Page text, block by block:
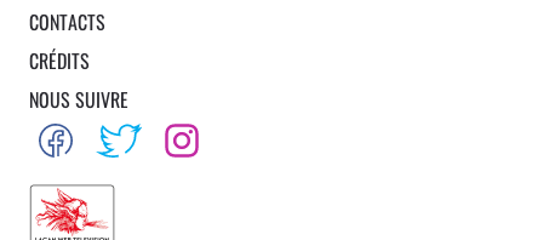
CONTACTS
CRÉDITS
NOUS SUIVRE